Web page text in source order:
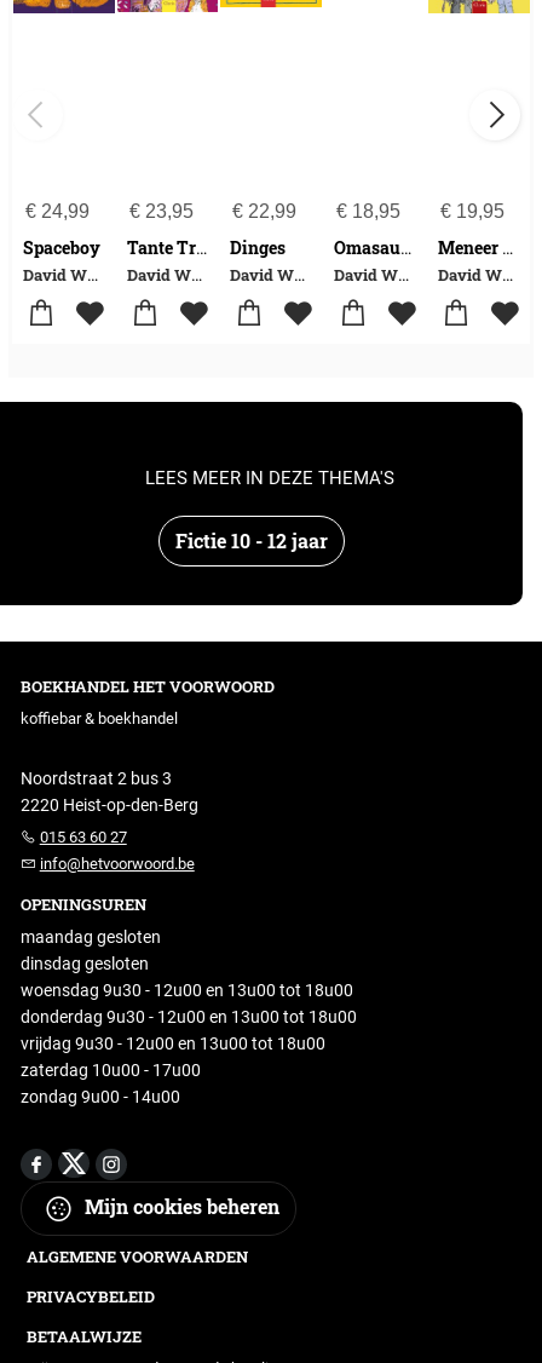
€24,99
Spaceboy
David Walliams
€23,95
Tante Troela
David Walliams
€ 22,99
Dinges
David Walliams
€ 18,95
Omasaurus
David Walliams
€19,95
Meneer Stink
David Walliams
Fictie 10 - 12 jaar
LEES MEER IN DEZE THEMA'S
BOEKHANDEL HET VOORWOORD
koffiebar & boekhandel
Noordstraat 2 bus 3
2220 Heist-op-den-Berg
015 63 60 27
info@hetvoorwoord.be
OPENINGSUREN
maandag gesloten
dinsdag gesloten
woensdag 9u30 - 12u00 en 13u00 tot 18u00
donderdag 9u30 - 12u00 en 13u00 tot 18u00
vrijdag 9u30 - 12u00 en 13u00 tot 18u00
zaterdag 10u00 - 17u00
zondag 9u00 - 14u00
Mijn cookies beheren
ALGEMENE VOORWAARDEN
PRIVACYBELEID
BETAALWIJZE